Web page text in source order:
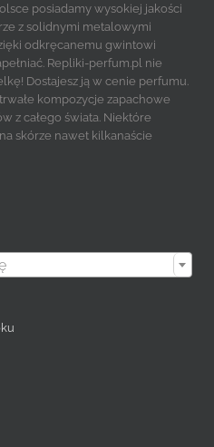
posiadamy wysokiej jakości
z solidnymi metalowymi
odkręcanemu gwintowi
Repliki-perfum.pl nie
Dostajesz ją w cenie perfumu.
kompozycje zapachowe
z całego świata. Niektóre
skórze nawet kilkanaście